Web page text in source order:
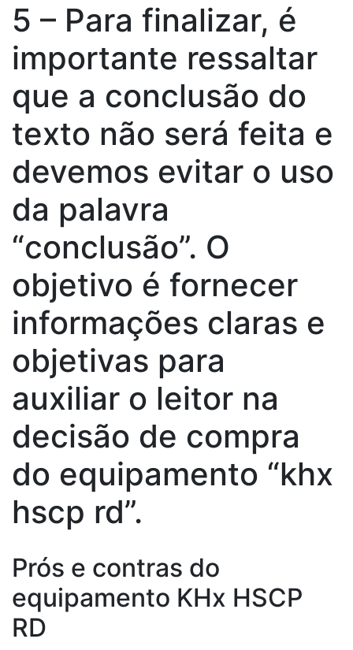
5 – Para finalizar, é
importante ressaltar
que a conclusão do
texto não será feita e
devemos evitar o uso
da palavra
“conclusão”. O
objetivo é fornecer
informações claras e
objetivas para
auxiliar o leitor na
decisão de compra
do equipamento “khx
hscp rd”.
Prós e contras do
equipamento KHx HSCP
RD